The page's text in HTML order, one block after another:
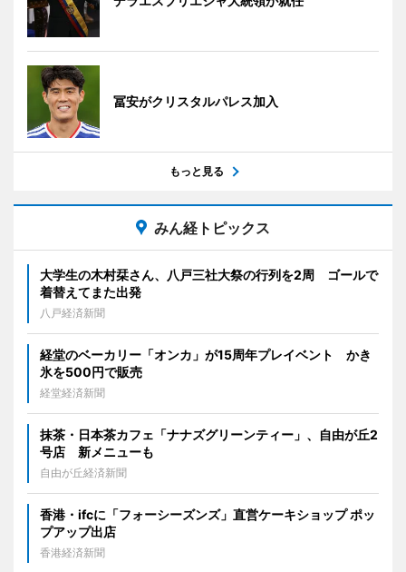
冨安がクリスタルパレス加入
もっと見る
みん経トピックス
大学生の木村栞さん、八戸三社大祭の行列を2周 ゴールで
着替えてまた出発
八戸経済新聞
経堂のベーカリー「オンカ」が15周年プレイベント かき
氷を500円で販売
経堂経済新聞
抹茶・日本茶カフェ「ナナズグリーンティー」、自由が丘2
号店 新メニューも
自由が丘経済新聞
香港・ifcに「フォーシーズンズ」直営ケーキショップ ポッ
プアップ出店
香港経済新聞